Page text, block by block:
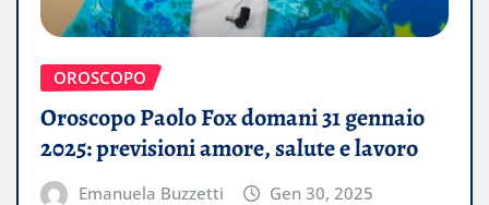
OROSCOPO
Oroscopo Paolo Fox domani 31 gennaio
2025: previsioni amore, salute e lavoro
Emanuela Buzzetti Gen 30, 2025